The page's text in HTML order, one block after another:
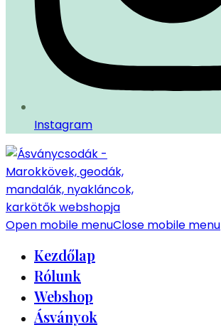
Instagram
Open mobile menuClose mobile menu
Kezdőlap
Rólunk
Webshop
Ásványok